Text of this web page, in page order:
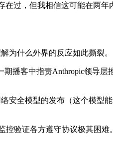
过，但我相信这可能在两
为什么外界的反应如此撕裂。
期播客中指责Anthropic领导
安全模型的发布（这个模
控验证各方遵守协议极其困